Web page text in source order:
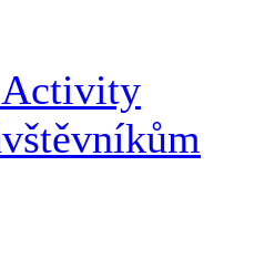
Activity